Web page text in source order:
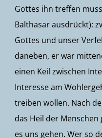
Gottes ihn treffen
Balthasar ausdrückt):
Gottes und unser
daneben, er war
einen Keil zwischen
Interesse am
treiben wollen. Nach
das Heil der
es uns gehen. Wer so